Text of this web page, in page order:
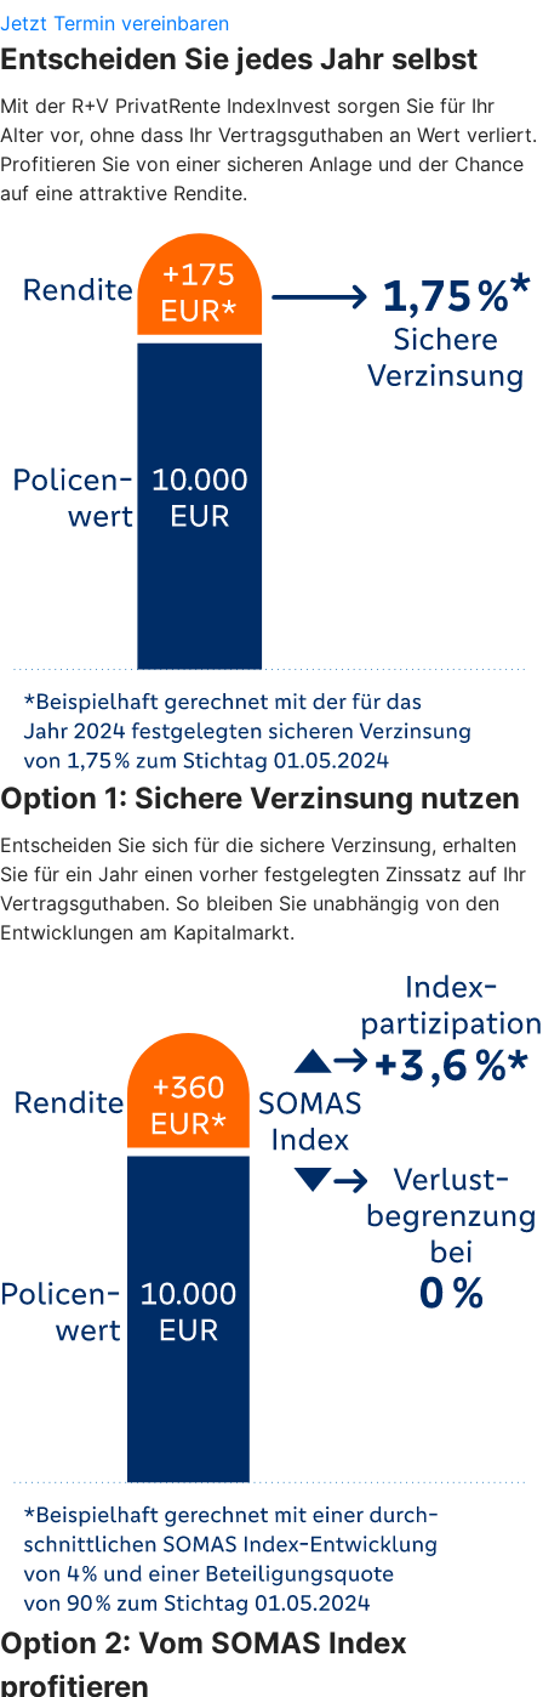
Jetzt Termin vereinbaren
Entscheiden Sie jedes Jahr selbst
Mit der R+V PrivatRente IndexInvest sorgen Sie für Ihr
Alter vor, ohne dass Ihr Vertragsguthaben an Wert verliert.
Profitieren Sie von einer sicheren Anlage und der Chance
auf eine attraktive Rendite.
Option 1: Sichere Verzinsung nutzen
Entscheiden Sie sich für die sichere Verzinsung, erhalten
Sie für ein Jahr einen vorher festgelegten Zinssatz auf Ihr
Vertragsguthaben. So bleiben Sie unabhängig von den
Entwicklungen am Kapitalmarkt.
Option 2: Vom SOMAS Index
profitieren